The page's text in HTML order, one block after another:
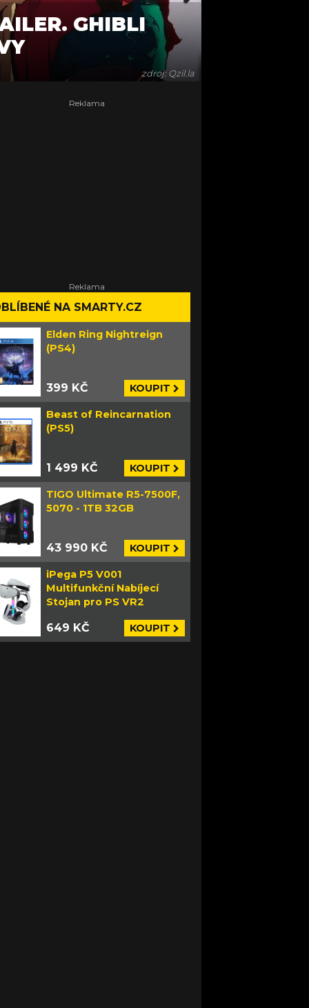
zdroj: Qzil.la
GHIBLI
NA SMARTY.CZ
Elden Ring Nightreign
(PS4)
399 KČ KOUPIT
Beast of Reincarnation
(PS5)
1 499 KČ KOUPIT
TIGO Ultimate R5-7500F,
5070 - 1TB 32GB
43 990 KČ KOUPIT
iPega P5 V001
Multifunkční Nabíjecí
Stojan pro PS VR2
649 KČ KOUPIT